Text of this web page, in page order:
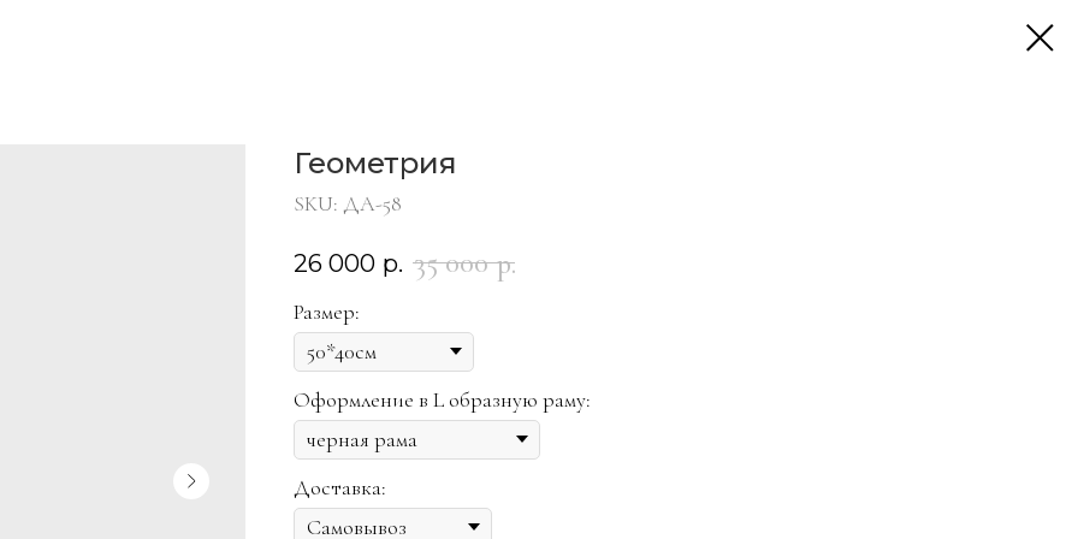
Геометрия
SKU: ДА-58
26 000 р. 35 000 р.
Размер:
Оформление в L образную раму:
Доставка: